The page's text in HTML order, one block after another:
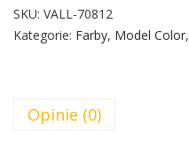
SKU: VALL-70812
Kategorie: Farby, Model Color,
Opinie (0)